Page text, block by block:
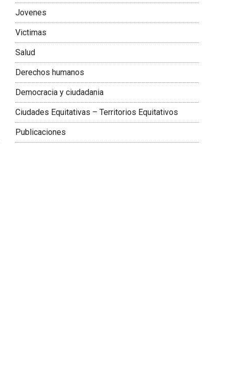
Jovenes
Victimas
Salud
Derechos humanos
Democracia y ciudadania
Ciudades Equitativas – Territorios Equitativos
Publicaciones